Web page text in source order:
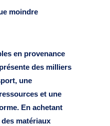
moindre
en provenance
des milliers
une
et une
En achetant
matériaux